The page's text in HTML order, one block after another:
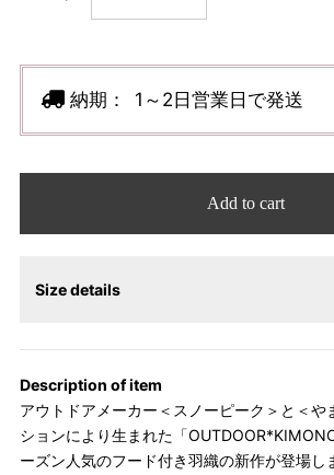
納期： 1～2日営業日で発送
Add to cart
Size details
Description of item
アウトドアメーカー＜スノーピーク＞と＜や
ションにより生まれた「
ーズン人気のフード付き羽織の新作が登場し